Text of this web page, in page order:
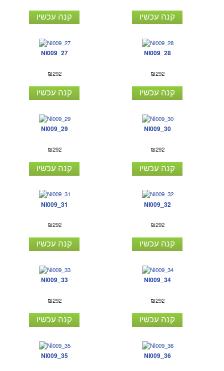
קנה עכשיו קנה עכשיו
NI009_27
₪292
קנה עכשיו
NI009_28
₪292
קנה עכשיו
NI009_29
₪292
קנה עכשיו
NI009_30
₪292
קנה עכשיו
NI009_31
₪292
קנה עכשיו
NI009_32
₪292
קנה עכשיו
NI009_33
₪292
קנה עכשיו
NI009_34
₪292
קנה עכשיו
NI009_35 NI009_36